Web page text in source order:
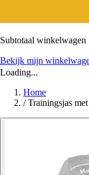
Subtotaal winkelwagen
Bekijk mijn
Loading...
Home
/ Trainingsjas